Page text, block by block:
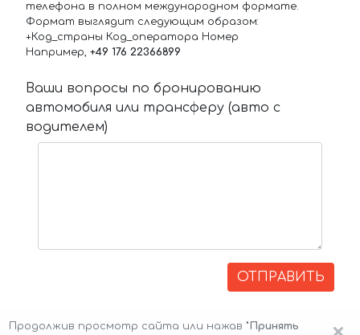
телефона в полном международном формате.
Формат выглядит следующим образом:
+Код_страны Код_оператора Номер
Например, +49 176 22366899
Ваши вопросы по бронированию
автомобиля или трансферу (авто с
водителем)
ОТПРАВИТЬ
Продолжив просмотр сайта или нажав "Принять